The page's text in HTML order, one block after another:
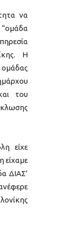
να
“ομάδα
Η
του
είχε
είχαμε
ΔΙΑΣ’